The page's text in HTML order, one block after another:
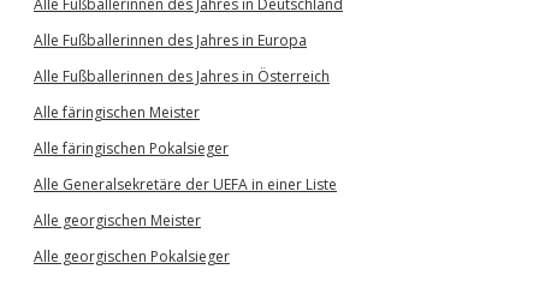
Alle Fußballerinnen des Jahres in Deutschland
Alle Fußballerinnen des Jahres in Europa
Alle Fußballerinnen des Jahres in Österreich
Alle färingischen Meister
Alle färingischen Pokalsieger
Alle Generalsekretäre der UEFA in einer Liste
Alle georgischen Meister
Alle georgischen Pokalsieger